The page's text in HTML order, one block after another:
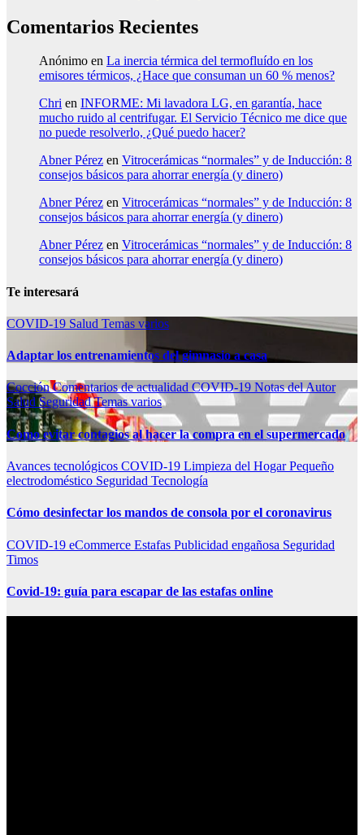
Comentarios Recientes
Anónimo en La inercia térmica del termofluído en los
emisores térmicos, ¿Hace que consuman un 60 % menos?
Chri en INFORME: Mi lavadora LG, en garantía, hace
mucho ruido al centrifugar. El Servicio Técnico me dice que
no puede resolverlo, ¿Qué puedo hacer?
Abner Pérez en Vitrocerámicas “normales” y de Inducción: 8
consejos básicos para ahorrar energía (y dinero)
Abner Pérez en Vitrocerámicas “normales” y de Inducción: 8
consejos básicos para ahorrar energía (y dinero)
Abner Pérez en Vitrocerámicas “normales” y de Inducción: 8
consejos básicos para ahorrar energía (y dinero)
Te interesará
COVID-19 Salud Temas varios
Adaptar los entrenamientos del gimnasio a casa
CocciónComentarios de actualidad COVID-19 Notas del Autor
SaludSeguridadTemas varios
Como evitar contagios al hacer la compra en el supermercado
Avances tecnológicos COVID-19 Limpieza del HogarPequeño
electrodoméstico Seguridad Tecnología
Cómo desinfectar los mandos de consola por el coronavirus
COVID-19 eCommerce Estafas Publicidad engañosa Seguridad
Timos
Covid-19: guía para escapar de las estafas online